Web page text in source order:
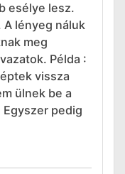
esélye lesz.
A lényeg náluk
meg
Példa :
vissza
ülnek be a
Egyszer pedig